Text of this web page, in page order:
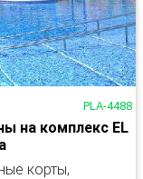
PLA-4488
на комплекс EL
корты,